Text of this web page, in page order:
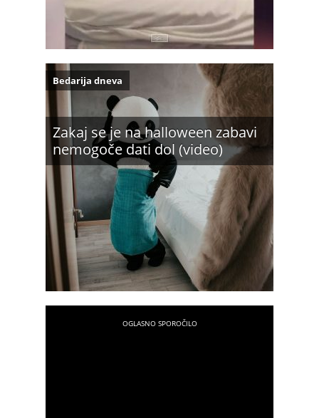
Zakaj se je na halloween zabavi
nemogoče dati dol (video)
Bedarija dneva